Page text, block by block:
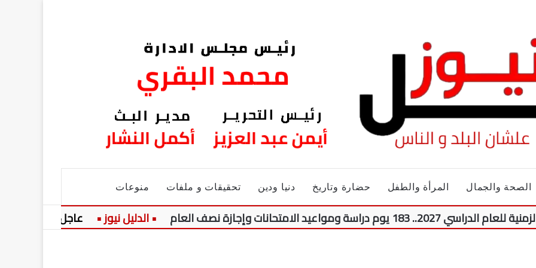
الصحة والجمال المرأة والطفل حضارة وتاريخ دنيا ودين تحقيقات و ملفات منوعات
ومواعيد الامتحانات وإجازة نصف العام عاجل: